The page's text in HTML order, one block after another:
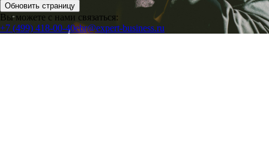
Обновить страницу
Вы можете с нами связаться:
+7 (499) 418-00-40ebr@expert-business.ru